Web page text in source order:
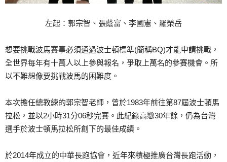
左起：郭宗智、張蔭富、李國憲、羅榮岳
想要挑戰波馬賽事必須通過波士頓標準(簡稱BQ)才能申請挑戰，
全世界每年有十萬人以上參與報名，爭取上萬名的參賽機會。所
以不難想像要挑戰波馬的困難度。
本次擔任總教練的郭宗智老師，曾於1983年前往第87屆波士頓馬
拉松，並以2小時31分06秒完賽。此紀錄高懸30年餘，仍為台灣
選手於波士頓馬拉松所創下的最佳成績。
於2014年成立的中華長跑協會，近年來積極推廣台灣長跑活動，